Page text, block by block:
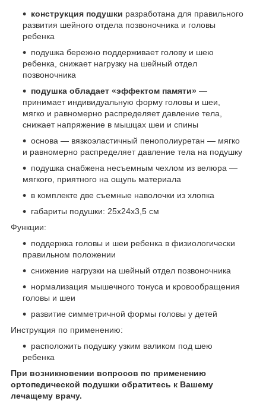
конструкция подушки разработана для правильного
развития шейного отдела позвоночника и головы
ребенка
подушка бережно поддерживает голову и шею
ребенка, снижает нагрузку на шейный отдел
позвоночника
подушка обладает «эффектом памяти» —
принимает индивидуальную форму головы и шеи,
мягко и равномерно распределяет давление тела,
снижает напряжение в мышцах шеи и спины
основа — вязкоэластичный пенополиуретан — мягко
и равномерно распределяет давление тела на подушку
подушка снабжена несъемным чехлом из велюра —
мягкого, приятного на ощупь материала
в комплекте две съемные наволочки из хлопка
габариты подушки: 25х24х3,5 см
Функции:
поддержка головы и шеи ребенка в физиологически
правильном положении
снижение нагрузки на шейный отдел позвоночника
нормализация мышечного тонуса и кровообращения
головы и шеи
развитие симметричной формы головы у детей
Инструкция по применению:
расположить подушку узким валиком под шею
ребенка
При возникновении вопросов по применению
ортопедической подушки обратитесь к Вашему
лечащему врачу.